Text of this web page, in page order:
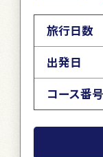
旅行日数
出発日
コース番号